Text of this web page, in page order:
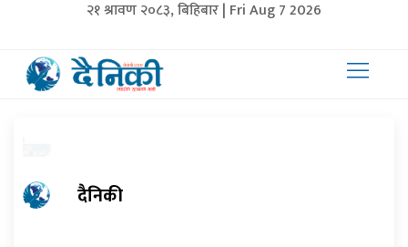
२१ श्रावण २०८३, बिहिबार | Fri Aug 7 2026
दैनिकी